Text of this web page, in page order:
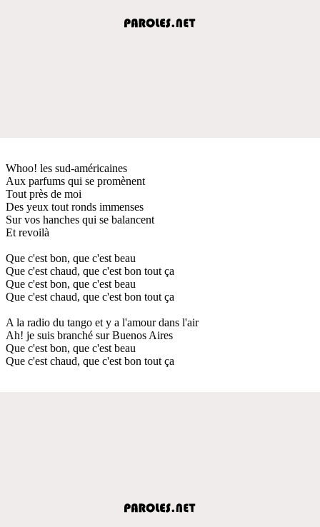
Whoo! les sud-américaines
Aux parfums qui se promènent
Tout près de moi
Des yeux tout ronds immenses
Sur vos hanches qui se balancent
Et revoilà
Que c'est bon, que c'est beau
Que c'est chaud, que c'est bon tout ça
Que c'est bon, que c'est beau
Que c'est chaud, que c'est bon tout ça
A la radio du tango et y a l'amour dans l'air
Ah! je suis branché sur Buenos Aires
Que c'est bon, que c'est beau
Que c'est chaud, que c'est bon tout ça